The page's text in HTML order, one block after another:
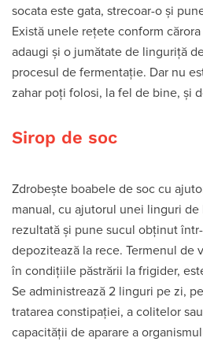
socata este gata, strecoar-o şi
Există unele reţete conform
adaugi şi o jumătate de linguriţă
procesul de fermentaţie. Dar nu
zahar poţi folosi, la fel de bine, şi
Sirop de soc
Zdrobeşte boabele de soc cu
manual, cu ajutorul unei linguri de
rezultată şi pune sucul obţinut
depozitează la rece. Termenul de
în condiţiile păstrării la frigider,
Se administrează 2 linguri pe zi,
tratarea constipaţiei, a colitelor
capacităţii de aparare a